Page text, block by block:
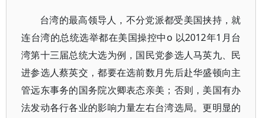
台湾的最高领导人，不分党派都受美国挟持，就
连台湾的总统选举都在美国操控中o 以2012年1月台
湾第十三届总统大选为例，国民党参选人马英九、民
进参选人蔡英交，都要在选前数月先后赴华盛顿向主
管远东事务的国务院次卿表态亲美；否则，美国有办
法发动各行各业的影响力量左右台湾选局。更明显的